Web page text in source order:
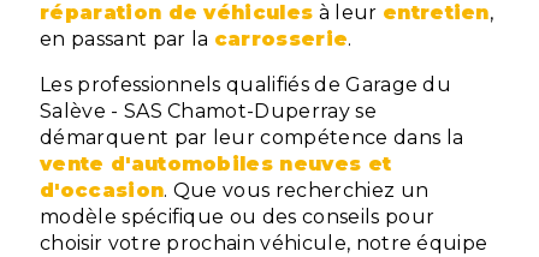
réparation de véhicules à leur entretien,
en passant par la carrosserie.
Les professionnels qualifiés de Garage du
Salève - SAS Chamot-Duperray se
démarquent par leur compétence dans la
vente d'automobiles neuves et
d'occasion. Que vous recherchiez un
modèle spécifique ou des conseils pour
choisir votre prochain véhicule, notre équipe